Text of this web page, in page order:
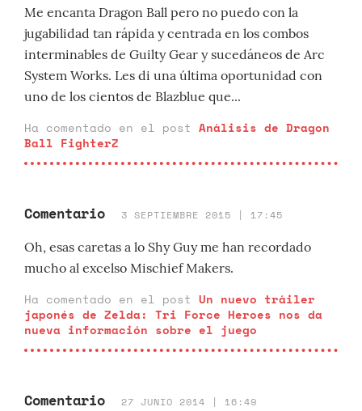
Me encanta Dragon Ball pero no puedo con la
jugabilidad tan rápida y centrada en los combos
interminables de Guilty Gear y sucedáneos de Arc
System Works. Les di una última oportunidad con
uno de los cientos de Blazblue que...
Ha comentado en el post Análisis de Dragon
Ball FighterZ
Comentario 3 SEPTIEMBRE 2015 | 17:45
Oh, esas caretas a lo Shy Guy me han recordado
mucho al excelso Mischief Makers.
Ha comentado en el post Un nuevo tráiler
japonés de Zelda: Tri Force Heroes nos da
nueva información sobre el juego
Comentario 27 JUNIO 2014 | 16:49